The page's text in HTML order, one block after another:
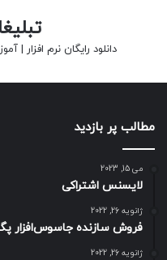
دانلود رایگان نرم افزار |
مطالب پر بازدید
می 15, 2023
لایسنس اشتراکی
ژانویه 26, 2022
فروش سازنده جاسوس‌افزار
ژانویه 26, 2022